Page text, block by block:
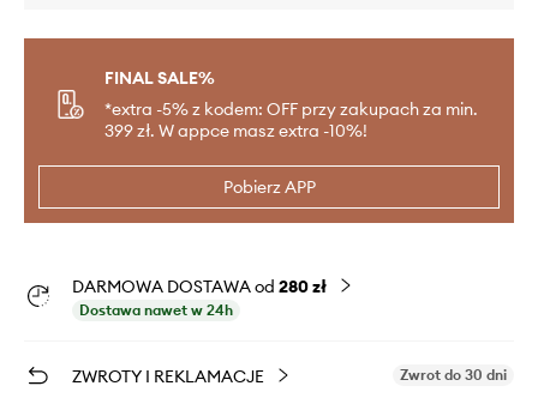
FINAL SALE%
*extra -5% z kodem: OFF przy zakupach za min.
399 zł. W appce masz extra -10%!
Pobierz APP
DARMOWA DOSTAWA od 280 zł
Dostawa nawet w 24h
ZWROTY I REKLAMACJE Zwrot do 30 dni